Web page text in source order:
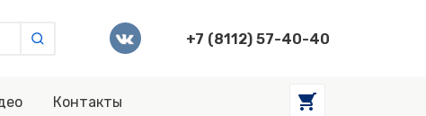
+7 (8112) 57-40-40
Контакты